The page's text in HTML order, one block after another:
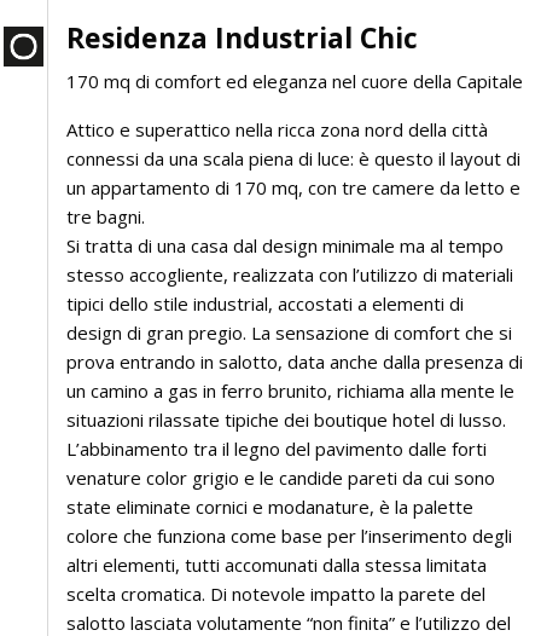
Residenza Industrial Chic
170 mq di comfort ed eleganza nel cuore della Capitale
Attico e superattico nella ricca zona nord della città
connessi da una scala piena di luce: è questo il layout di
un appartamento di 170 mq, con tre camere da letto e
tre bagni.
Si tratta di una casa dal design minimale ma al tempo
stesso accogliente, realizzata con l’utilizzo di materiali
tipici dello stile industrial, accostati a elementi di
design di gran pregio. La sensazione di comfort che si
prova entrando in salotto, data anche dalla presenza di
un camino a gas in ferro brunito, richiama alla mente le
situazioni rilassate tipiche dei boutique hotel di lusso.
L’abbinamento tra il legno del pavimento dalle forti
venature color grigio e le candide pareti da cui sono
state eliminate cornici e modanature, è la palette
colore che funziona come base per l’inserimento degli
altri elementi, tutti accomunati dalla stessa limitata
scelta cromatica. Di notevole impatto la parete del
salotto lasciata volutamente “non finita” e l’utilizzo del